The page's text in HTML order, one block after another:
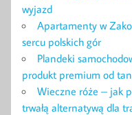
wyjazd
Apartamenty w
sercu polskich gór
Plandeki
produkt premium od
Wieczne róże – jak
trwałą alternatywą dla